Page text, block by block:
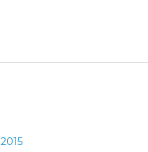
2015